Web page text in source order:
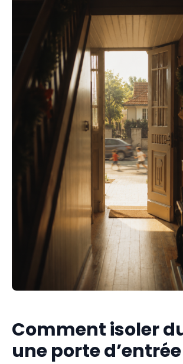
Comment isoler
une porte d’entrée